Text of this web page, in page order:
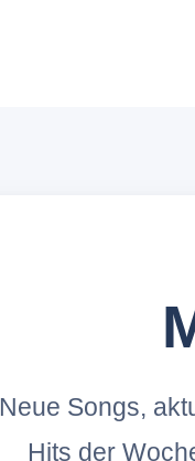
Neue Songs,
Hits der